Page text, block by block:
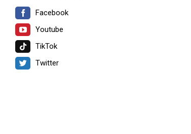
Facebook
Youtube
TikTok
Twitter